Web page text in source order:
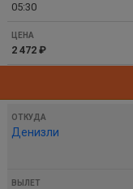
05:30
2 472 ₽
Денизли